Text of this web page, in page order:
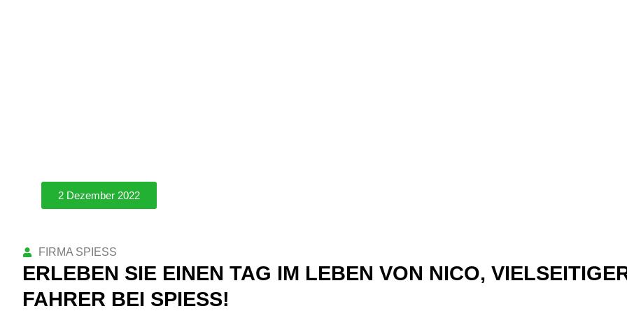
VIELSEITIG
2 Dezember 2022
FIRMA SPIESS
ERLEBEN SIE EINEN TAG IM LEBEN VON NICO,
FAHRER BEI SPIESS!